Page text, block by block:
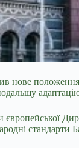
нове положення,
стандарти